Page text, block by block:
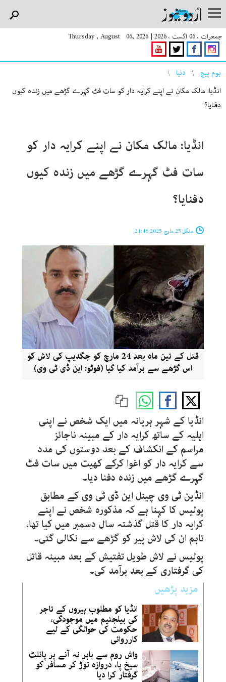
جمعرات ، 06 اگست ، 2026 |
Thursday , August 06, 2026
You are here
ہوم پیچ
دنیا
انڈیا: مالک مکان نے اپنے کرایہ دار کو سات فٹ گہرے گڑھے میں زندہ کیوں
دفنایا؟
انڈیا: مالک مکان نے اپنے کرایہ دار کو
سات فٹ گہرے گڑھے میں زندہ کیوں
دفنایا؟
منگل 25 مارچ 2025 21:46
قتل کے تین ماہ بعد 24 مارچ کو جگدیپ کی لاش کو
اس گڑھے سے برآمد کیا گیا (فوٹو: این ڈی ٹی وی)
انڈیا کے شہر ہریانہ میں ایک شخص نے اپنی
اہلیہ کے ساتھ کرایہ دار کے مبینہ ناجائز
مراسم کے انکشاف کے بعد دوستوں کی مدد
سے کرایہ دار کو اغوا کرکے کھیت میں سات فٹ
گہرے گڑھے میں زندہ دفنا دیا۔
انڈین ٹی وی چینل این ڈی ٹی وی کے مطابق
پولیس کا کہنا ہے کہ مذکورہ شخص نے اپنے
کرایہ دار کا قتل گذشتہ سال دسمبر میں کیا تھا،
تاہم ان کی لاش پیر کو گڑھے سے نکالی گئی۔
پولیس نے لاش طویل تفتیش کے بعد مبینہ قاتل
کی گرفتاری کے بعد برآمد کی۔
مزید پڑھیں
انڈیا کو مطلوب ہیروں کے تاجر
کی بیلجئیم میں موجودگی،
حکومت کی حوالگی کے لیے
کارروائی
واش روم سے باہر نہ آنے پر پائلٹ
سیخ پا، دروازہ توڑ کر مسافر کو
گرفتار کرا دیا